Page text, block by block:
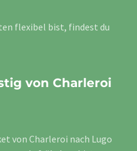
flexibel bist, findest du
von Charleroi
von Charleroi nach Lugo